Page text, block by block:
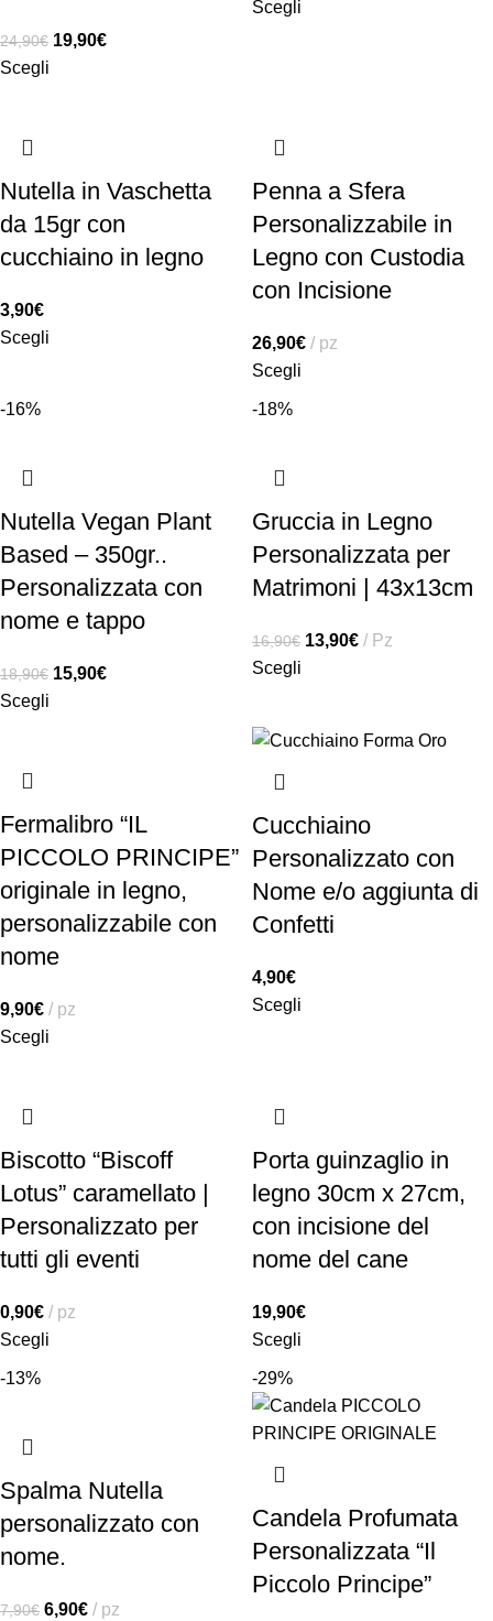
24,90€ 19,90€
Scegli
Scegli
Nutella in Vaschetta
da 15gr con
cucchiaino in legno
3,90€
Scegli
Penna a Sfera
Personalizzabile in
Legno con Custodia
con Incisione
26,90€
pz
Scegli
-16%
Nutella Vegan Plant
Based – 350gr..
Personalizzata con
nome e tappo
18,90€ 15,90€
Scegli
-18%
Gruccia in Legno
Personalizzata per
Matrimoni | 43x13cm
16,90€ 13,90€
Pz
Scegli
Fermalibro “IL
PICCOLO PRINCIPE”
originale in legno,
personalizzabile con
nome
9,90€
pz
Scegli
Cucchiaino
Personalizzato con
Nome e/o aggiunta di
Confetti
4,90€
Scegli
Biscotto “Biscoff
Lotus” caramellato |
Personalizzato per
tutti gli eventi
0,90€
pz
Scegli
Porta guinzaglio in
legno 30cm x 27cm,
con incisione del
nome del cane
19,90€
Scegli
-13%
Spalma Nutella
personalizzato con
nome.
7,90€ 6,90€
pz
-29%
Candela Profumata
Personalizzata “Il
Piccolo Principe”